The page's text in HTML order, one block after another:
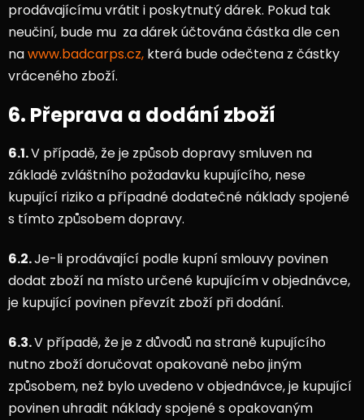
prodávajícímu vrátit i poskytnutý dárek. Pokud tak
neučiní, bude mu za dárek účtována částka dle cen
nawww.badcarps.cz, která bude odečtena z částky
vráceného zboží.
6. Přeprava a dodání zboží
6.1.V případě, že je způsob dopravy smluven na
základě zvláštního požadavku kupujícího, nese
kupující riziko a případné dodatečné náklady spojené
s tímto způsobem dopravy.
6.2.Je-li prodávající podle kupní smlouvy povinen
dodat zboží na místo určené kupujícím v objednávce,
je kupující povinen převzít zboží při dodání.
6.3.V případě, že je z důvodů na straně kupujícího
nutno zboží doručovat opakovaně nebo jiným
způsobem, než bylo uvedeno v objednávce, je kupující
povinen uhradit náklady spojené s opakovaným